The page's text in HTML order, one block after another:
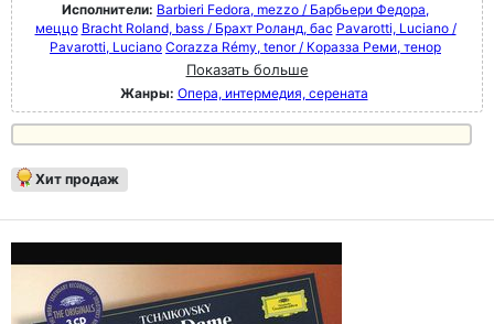
Исполнители: Barbieri Fedora, mezzo / Барбьери Федора,
меццо Bracht Roland, bass / Брахт Роланд, бас Pavarotti, Luciano /
Pavarotti, Luciano Corazza Rémy, tenor / Коразза Реми, тенор
Показать больше
Жанры: Опера, интермедия, серената
Хит продаж